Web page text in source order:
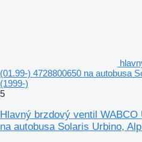
(01.99-) 4728800650 na autobusa
(1999-)
5
Hlavný brzdový ventil WABCO
na autobusa Solaris Urbino,